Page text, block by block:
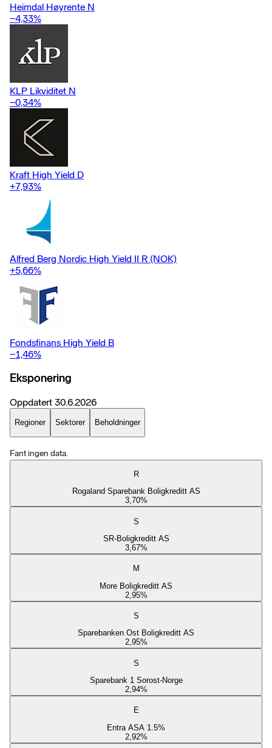
Heimdal Høyrente N
−4,33%
KLP Likviditet N
−0,34%
Kraft High Yield D
+7,93%
Alfred Berg Nordic High Yield II R (NOK)
+5,66%
Fondsfinans High Yield B
−1,46%
Eksponering
Oppdatert 30.6.2026
Regioner Sektorer Beholdninger
Fant ingen data.
R
Rogaland Sparebank Boligkreditt AS
3,70%
S
SR-Boligkreditt AS
3,67%
M
More Boligkreditt AS
2,95%
S
Sparebanken Ost Boligkreditt AS
2,95%
S
Sparebank 1 Sorost-Norge
2,94%
E
Entra ASA 1.5%
2,92%